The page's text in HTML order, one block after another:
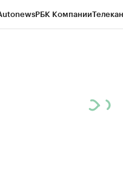
РБК Компании